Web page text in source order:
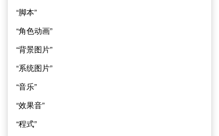
“脚本”
“角色动画”
“背景图片”
“系统图片”
“音乐”
“效果音”
“程式”